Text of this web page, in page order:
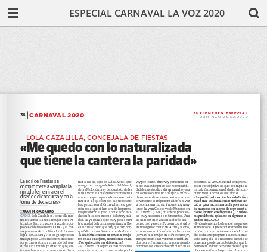
ESPECIAL CARNAVAL LA VOZ 2020